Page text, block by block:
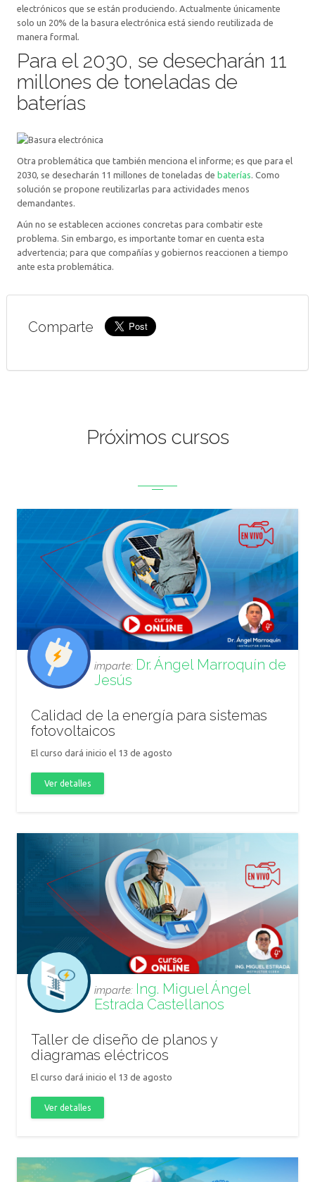
electrónicos que se están produciendo. Actualmente únicamente
solo un 20% de la basura electrónica está siendo reutilizada de
manera formal.
Para el 2030, se desecharán 11
millones de toneladas de
baterías
Otra problemática que también menciona el informe; es que para el
2030, se desecharán 11 millones de toneladas de baterías. Como
solución se propone reutilizarlas para actividades menos
demandantes.
Aún no se establecen acciones concretas para combatir este
problema. Sin embargo, es importante tomar en cuenta esta
advertencia; para que compañías y gobiernos reaccionen a tiempo
ante esta problemática.
Comparte
Próximos cursos
imparte: Dr. Ángel Marroquín de
Jesús
Calidad de la energía para sistemas
fotovoltaicos
El curso dará inicio el 13 de agosto
Ver detalles
imparte: Ing. Miguel Ángel
Estrada Castellanos
Taller de diseño de planos y
diagramas eléctricos
El curso dará inicio el 13 de agosto
Ver detalles